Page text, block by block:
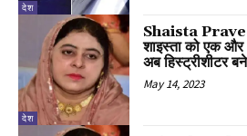
देश
देश
Shaista
शाइस्ता को एक और
अब हिस्ट्रीशीटर
May 14, 2023